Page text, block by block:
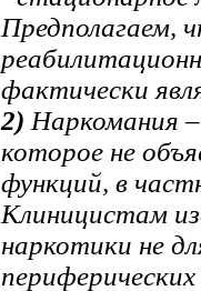
Предполагаем,
фактически
2) Наркомания
которое не
функций, в
Клиницистам
наркотики не